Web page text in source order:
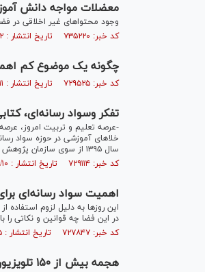
معضلات مواجه دانش
وجود محتوا‌های غیر اخلاقی در
کد خبر: ۷۳۵۲۲۰ تاریخ انتشار : ۱۴۰۰/۰۴/۰۲
چگونه یک موضوع کم
کد خبر: ۷۲۹۵۲۵ تاریخ انتشار : ۱۴۰۰/۰۳/۱۱
تفکر وسواد رسانه‌ای،
-عرصه تعلیم و تربیت امروز،
خلا‌های آموزشی در حوزه سواد
سال ۱۳۹۵ از سوی سازمان پژوهش و برنامه ریزی آموزشی وزارت آموزش و پرورش ارائه شد.
کد خبر: ۷۲۹۱۱۴ تاریخ انتشار : ۱۴۰۰/۰۳/۱۰
اهمیت سواد رسانه‌ای
این روز‌ها به دلیل لزوم
در این فضا چه قوانین و نکاتی را
کد خبر: ۷۲۷۸۴۷ تاریخ انتشار : ۱۴۰۰/۰۳/۰۵
هجمه